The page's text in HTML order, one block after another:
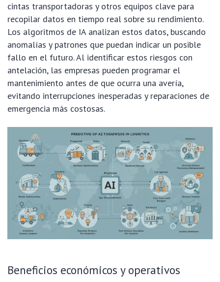
cintas transportadoras y otros equipos clave para
recopilar datos en tiempo real sobre su rendimiento.
Los algoritmos de IA analizan estos datos, buscando
anomalías y patrones que puedan indicar un posible
fallo en el futuro. Al identificar estos riesgos con
antelación, las empresas pueden programar el
mantenimiento antes de que ocurra una avería,
evitando interrupciones inesperadas y reparaciones de
emergencia más costosas.
Beneficios económicos y operativos